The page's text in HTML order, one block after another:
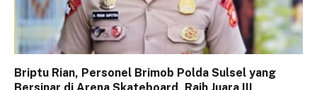
Briptu Rian, Personel Brimob Polda Sulsel yang